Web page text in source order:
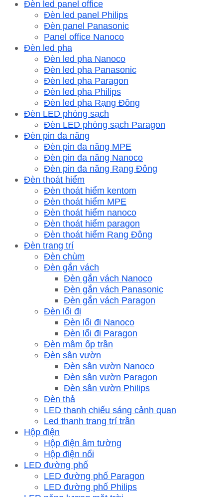
Đèn led panel office
Đèn led panel Philips
Đèn panel Panasonic
Panel office Nanoco
Đèn led pha
Đèn led pha Nanoco
Đèn led pha Panasonic
Đèn led pha Paragon
Đèn led pha Philips
Đèn led pha Rạng Đông
Đèn LED phòng sạch
Đèn LED phòng sạch Paragon
Đèn pin đa năng
Đèn pin đa năng MPE
Đèn pin đa năng Nanoco
Đèn pin đa năng Rạng Đông
Đèn thoát hiểm
Đèn thoát hiểm kentom
Đèn thoát hiểm MPE
Đèn thoát hiểm nanoco
Đèn thoát hiểm paragon
Đèn thoát hiểm Rạng Đông
Đèn trang trí
Đèn chùm
Đèn gắn vách
Đèn gắn vách Nanoco
Đèn gắn vách Panasonic
Đèn gắn vách Paragon
Đèn lối đi
Đèn lối đi Nanoco
Đèn lối đi Paragon
Đèn mâm ốp trần
Đèn sân vườn
Đèn sân vườn Nanoco
Đèn sân vườn Paragon
Đèn sân vườn Philips
Đèn thả
LED thanh chiếu sáng cảnh quan
Led thanh trang trí trần
Hộp điện
Hộp điện âm tường
Hộp điện nổi
LED đường phố
LED đường phố Paragon
LED đường phố Philips